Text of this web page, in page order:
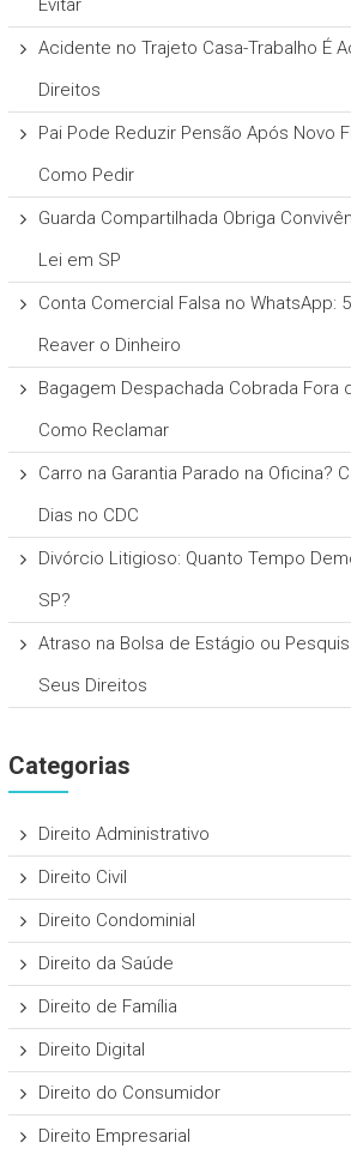
Acidente no Trajeto Casa-Trabalho É
Direitos
Pai Pode Reduzir Pensão Após Novo
Como Pedir
Guarda Compartilhada Obriga
Lei em SP
Conta Comercial Falsa no WhatsApp:
Reaver o Dinheiro
Bagagem Despachada Cobrada Fora
Como Reclamar
Carro na Garantia Parado na Oficina?
Dias no CDC
Divórcio Litigioso: Quanto Tempo
SP?
Atraso na Bolsa de Estágio ou
Seus Direitos
Categorias
Direito Administrativo
Direito Civil
Direito Condominial
Direito da Saúde
Direito de Família
Direito Digital
Direito do Consumidor
Direito Empresarial